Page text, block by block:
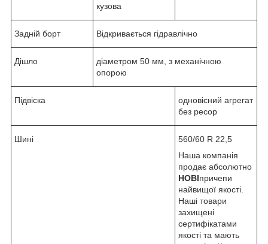
кузова
Задній борт Відкривається гідравлічно
Дішло
діаметром 50 мм, з механічною
опорою
Підвіска
одновісний агрегат
без ресор
Шині
560/60 R 22,5
Наша компанія
продає абсолютно
НОВІпричепи
найвищої якості.
Наші товари
захищені
сертифікатами
якості та мають